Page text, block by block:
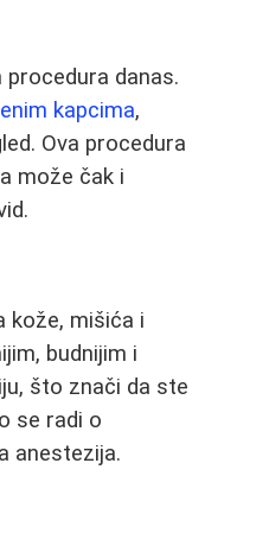
danas.
kapcima,
Ova procedura
može čak i
kože, mišića i
budnijim i
što znači da ste
se radi o
anestezija.